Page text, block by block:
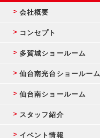
会社概要
コンセプト
多賀城ショールーム
仙台南光台ショールーム
仙台南ショールーム
スタッフ紹介
イベント情報